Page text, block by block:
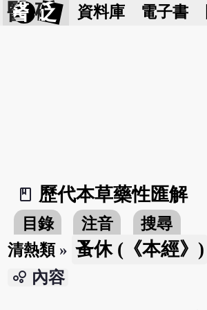
醫 砭 資料庫 電子書
book_2
歷代本草藥性匯解
目錄 注音
搜尋
清熱類» 蚤休 (《本經》)
bubble_chart 內容